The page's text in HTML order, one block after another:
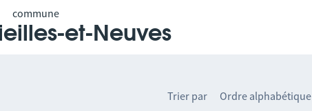
commune
et-Neuves
Trier par Ordre alphabétique